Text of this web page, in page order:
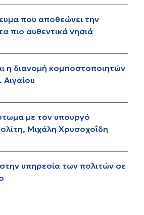
που αποθεώνει την
πιο αυθεντικά νησιά
η διανομή κομποστοποιητών
με τον υπουργό
Μιχάλη Χρυσοχοΐδη
υπηρεσία των πολιτών σε